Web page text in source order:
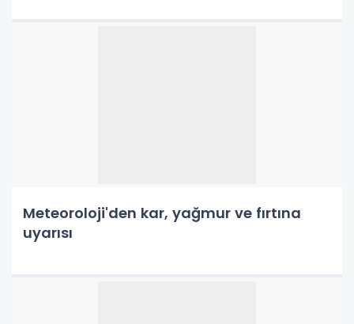
Meteoroloji'den kar, yağmur ve fırtına
uyarısı